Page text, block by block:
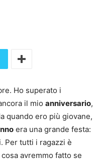
Ho superato i
il mio anniversario,
quando ero più giovane,
era una grande festa:
Per tutti i ragazzi è
avremmo fatto se